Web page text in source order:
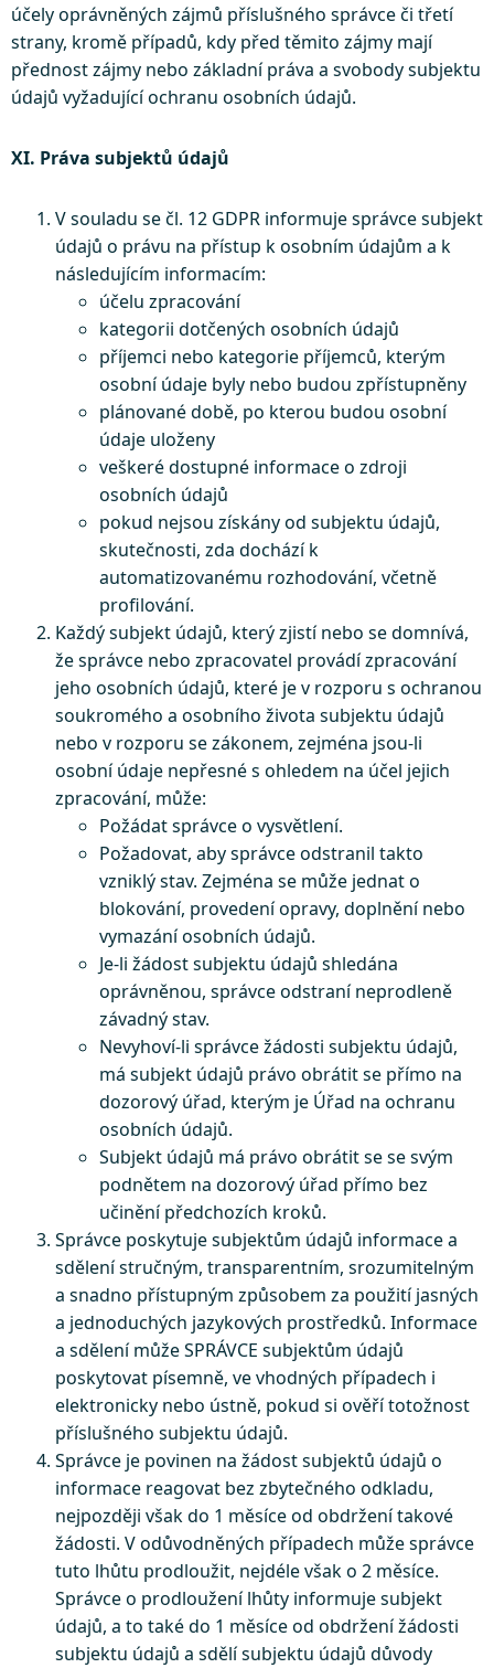
účely oprávněných zájmů příslušného správce či třetí
strany, kromě případů, kdy před těmito zájmy mají
přednost zájmy nebo základní práva a svobody subjektu
údajů vyžadující ochranu osobních údajů.
XI. Práva subjektů údajů
V souladu se čl. 12 GDPR informuje správce subjekt
údajů o právu na přístup k osobním údajům a k
následujícím informacím:
účelu zpracování
kategorii dotčených osobních údajů
příjemci nebo kategorie příjemců, kterým
osobní údaje byly nebo budou zpřístupněny
plánované době, po kterou budou osobní
údaje uloženy
veškeré dostupné informace o zdroji
osobních údajů
pokud nejsou získány od subjektu údajů,
skutečnosti, zda dochází k
automatizovanému rozhodování, včetně
profilování.
Každý subjekt údajů, který zjistí nebo se domnívá,
že správce nebo zpracovatel provádí zpracování
jeho osobních údajů, které je v rozporu s ochranou
soukromého a osobního života subjektu údajů
nebo v rozporu se zákonem, zejména jsou-li
osobní údaje nepřesné s ohledem na účel jejich
zpracování, může:
Požádat správce o vysvětlení.
Požadovat, aby správce odstranil takto
vzniklý stav. Zejména se může jednat o
blokování, provedení opravy, doplnění nebo
vymazání osobních údajů.
Je-li žádost subjektu údajů shledána
oprávněnou, správce odstraní neprodleně
závadný stav.
Nevyhoví-li správce žádosti subjektu údajů,
má subjekt údajů právo obrátit se přímo na
dozorový úřad, kterým je Úřad na ochranu
osobních údajů.
Subjekt údajů má právo obrátit se se svým
podnětem na dozorový úřad přímo bez
učinění předchozích kroků.
Správce poskytuje subjektům údajů informace a
sdělení stručným, transparentním, srozumitelným
a snadno přístupným způsobem za použití jasných
a jednoduchých jazykových prostředků. Informace
a sdělení může SPRÁVCE subjektům údajů
poskytovat písemně, ve vhodných případech i
elektronicky nebo ústně, pokud si ověří totožnost
příslušného subjektu údajů.
Správce je povinen na žádost subjektů údajů o
informace reagovat bez zbytečného odkladu,
nejpozději však do 1 měsíce od obdržení takové
žádosti. V odůvodněných případech může správce
tuto lhůtu prodloužit, nejdéle však o 2 měsíce.
Správce o prodloužení lhůty informuje subjekt
údajů, a to také do 1 měsíce od obdržení žádosti
subjektu údajů a sdělí subjektu údajů důvody